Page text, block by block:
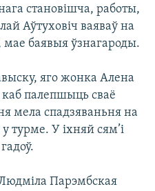
становішча, работы,
Аўтуховіч ваяваў на
мае баявыя ўзнагароды.
яго жонка Алена
каб палепшыць сваё
мела спадзяваньня на
турме. У іхняй сям’і
Парэмбская